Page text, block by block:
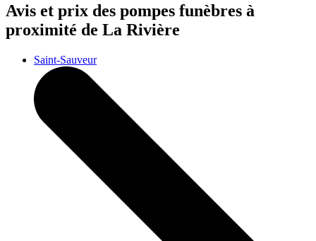
Avis et prix des pompes funèbres à
proximité de La Rivière
Saint-Sauveur